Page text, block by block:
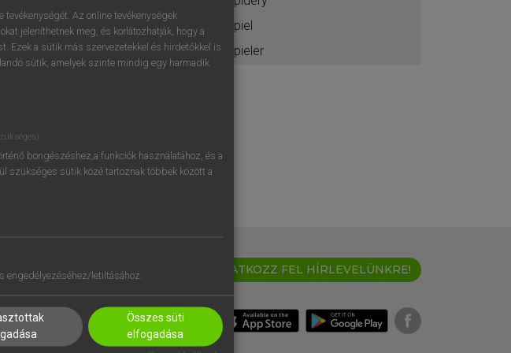
spiel
spieler
IRATKOZZ FEL HÍRLEVELÜNKRE!
tevékenységét. Az online tevékenységek
jeleníthetnek meg, és korlátozhatják, hogy a
Ezek a sütik más szervezetekkel és hirdetőkkel is
sütik, amelyek szinte mindig egy harmadik
böngészéshez,a funkciók használatához, és a
szükséges sütik közé tartoznak többek között a
engedélyezéséhez/letiltásához.
Összes süti
elfogadása